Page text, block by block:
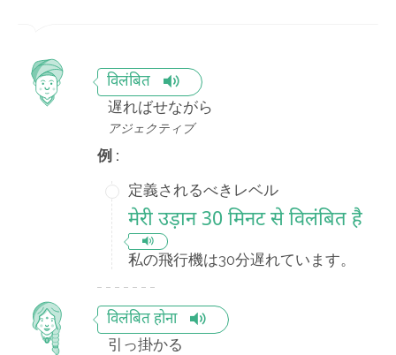
विलंबित
遅ればせながら
アジェクティブ
例 :
定義されるべきレベル
मेरी उड़ान 30 मिनट से विलंबित है
私の飛行機は30分遅れています。
विलंबित होना
引っ掛かる